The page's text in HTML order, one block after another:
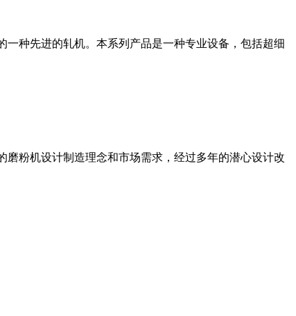
种先进的轧机。本系列产品是一种专业设备，包括超细
粉机设计制造理念和市场需求，经过多年的潜心设计改